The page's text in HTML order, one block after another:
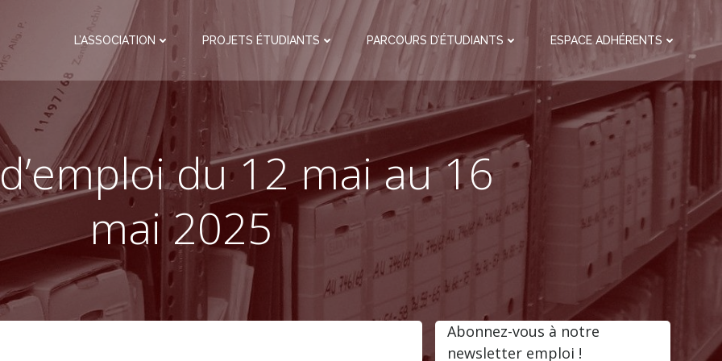
L’ASSOCIATION PROJETS ÉTUDIANTS PARCOURS D’ÉTUDIANTS ESPACE ADHÉRENTS
du 12 mai au 16
mai 2025
Abonnez-vous à notre
newsletter emploi !